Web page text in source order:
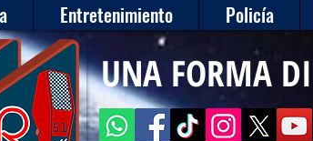
Entretenimiento Policía
UNA FORMA